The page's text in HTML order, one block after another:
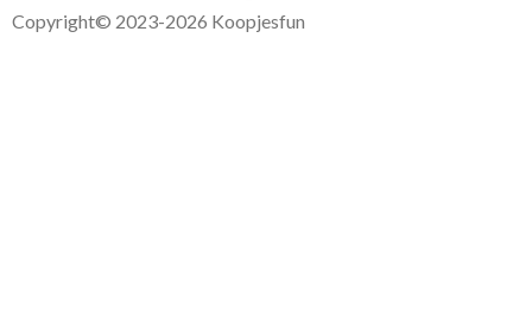
Copyright© 2023-2026 Koopjesfun